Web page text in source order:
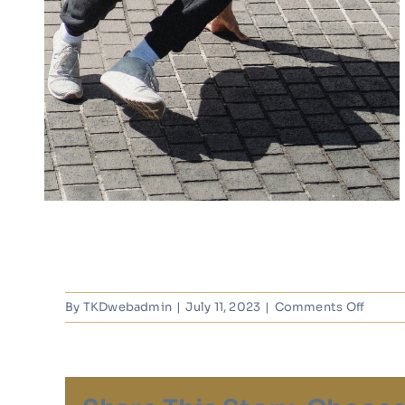
By TKDwebadmin | July 11, 2023 | Comments Offon